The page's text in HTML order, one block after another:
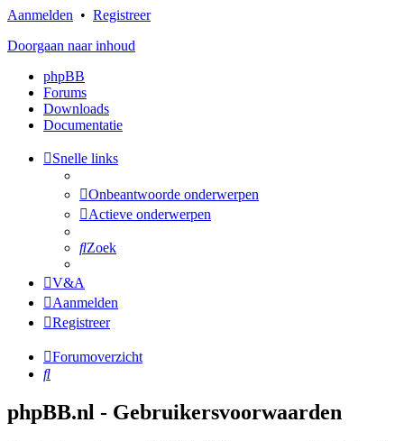
Aanmelden • Registreer
Doorgaan naar inhoud
phpBB
Forums
Downloads
Documentatie
Snelle links
Onbeantwoorde onderwerpen
Actieve onderwerpen
Zoek
V&A
Aanmelden
Registreer
Forumoverzicht
Zoek
phpBB.nl - Gebruikersvoorwaarden